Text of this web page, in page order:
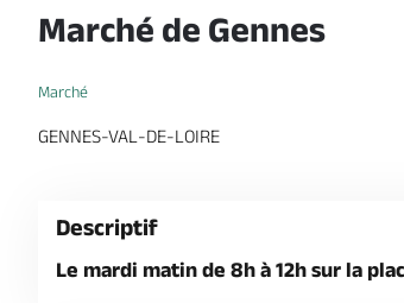
Marché de Gennes
Marché
GENNES-VAL-DE-LOIRE
Descriptif
Le mardi matin de 8h à 12h sur la